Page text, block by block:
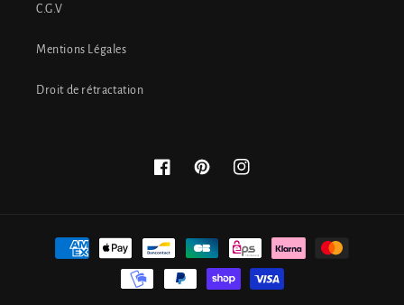
C.G.V
Mentions Légales
Droit de rétractation
FacebookPinterestInstagram
Moyens